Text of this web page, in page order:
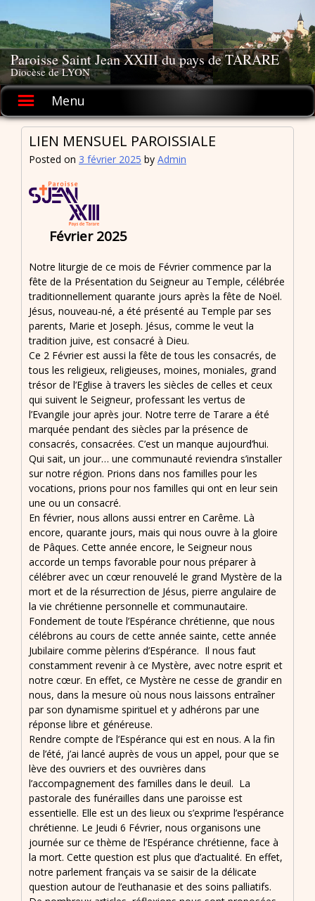
to
content
Paroisse Saint Jean XXIII du pays de TARARE
Diocèse de LYON
Menu
LIEN MENSUEL PAROISSIALE
Posted on 3 février 2025 by Admin
Février 2025
Notre liturgie de ce mois de Février commence par la
fête de la Présentation du Seigneur au Temple, célébrée
traditionnellement quarante jours après la fête de Noël.
Jésus, nouveau-né, a été présenté au Temple par ses
parents, Marie et Joseph. Jésus, comme le veut la
tradition juive, est consacré à Dieu.
Ce 2 Février est aussi la fête de tous les consacrés, de
tous les religieux, religieuses, moines, moniales, grand
trésor de l’Eglise à travers les siècles de celles et ceux
qui suivent le Seigneur, professant les vertus de
l’Evangile jour après jour. Notre terre de Tarare a été
marquée pendant des siècles par la présence de
consacrés, consacrées. C’est un manque aujourd’hui.
Qui sait, un jour… une communauté reviendra s’installer
sur notre région. Prions dans nos familles pour les
vocations, prions pour nos familles qui ont en leur sein
une ou un consacré.
En février, nous allons aussi entrer en Carême. Là
encore, quarante jours, mais qui nous ouvre à la gloire
de Pâques. Cette année encore, le Seigneur nous
accorde un temps favorable pour nous préparer à
célébrer avec un cœur renouvelé le grand Mystère de la
mort et de la résurrection de Jésus, pierre angulaire de
la vie chrétienne personnelle et communautaire.
Fondement de toute l’Espérance chrétienne, que nous
célébrons au cours de cette année sainte, cette année
Jubilaire comme pèlerins d’Espérance. Il nous faut
constamment revenir à ce Mystère, avec notre esprit et
notre cœur. En effet, ce Mystère ne cesse de grandir en
nous, dans la mesure où nous nous laissons entraîner
par son dynamisme spirituel et y adhérons par une
réponse libre et généreuse.
Rendre compte de l’Espérance qui est en nous. A la fin
de l’été, j’ai lancé auprès de vous un appel, pour que se
lève des ouvriers et des ouvrières dans
l’accompagnement des familles dans le deuil. La
pastorale des funérailles dans une paroisse est
essentielle. Elle est un des lieux ou s’exprime l’espérance
chrétienne. Le Jeudi 6 Février, nous organisons une
journée sur ce thème de l’Espérance chrétienne, face à
la mort. Cette question est plus que d’actualité. En effet,
notre parlement français va se saisir de la délicate
question autour de l’euthanasie et des soins palliatifs.